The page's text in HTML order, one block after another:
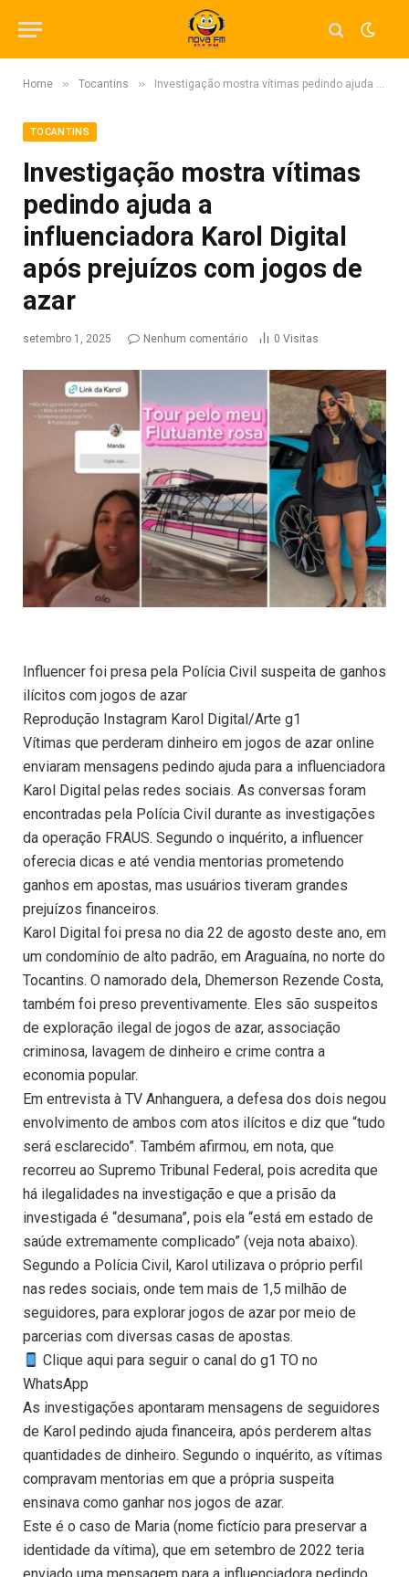
Home » Tocantins » Investigação mostra vítimas pedindo ajuda a influenciadora Karol Digital após prejuízos com jogos de azar
TOCANTINS
Investigação mostra vítimas
pedindo ajuda a
influenciadora Karol Digital
após prejuízos com jogos de
azar
setembro 1, 2025 Nenhum comentário 0 Visitas
Influencer foi presa pela Polícia Civil suspeita de ganhos
ilícitos com jogos de azar
Reprodução Instagram Karol Digital/Arte g1
Vítimas que perderam dinheiro em jogos de azar online
enviaram mensagens pedindo ajuda para a influenciadora
Karol Digital pelas redes sociais. As conversas foram
encontradas pela Polícia Civil durante as investigações
da operação FRAUS. Segundo o inquérito, a influencer
oferecia dicas e até vendia mentorias prometendo
ganhos em apostas, mas usuários tiveram grandes
prejuízos financeiros.
Karol Digital foi presa no dia 22 de agosto deste ano, em
um condomínio de alto padrão, em Araguaína, no norte do
Tocantins. O namorado dela, Dhemerson Rezende Costa,
também foi preso preventivamente. Eles são suspeitos
de exploração ilegal de jogos de azar, associação
criminosa, lavagem de dinheiro e crime contra a
economia popular.
Em entrevista à TV Anhanguera, a defesa dos dois negou
envolvimento de ambos com atos ilícitos e diz que “tudo
será esclarecido”. Também afirmou, em nota, que
recorreu ao Supremo Tribunal Federal, pois acredita que
há ilegalidades na investigação e que a prisão da
investigada é “desumana”, pois ela “está em estado de
saúde extremamente complicado” (veja nota abaixo).
Segundo a Polícia Civil, Karol utilizava o próprio perfil
nas redes sociais, onde tem mais de 1,5 milhão de
seguidores, para explorar jogos de azar por meio de
parcerias com diversas casas de apostas.
Clique aqui para seguir o canal do g1 TO no
WhatsApp
As investigações apontaram mensagens de seguidores
de Karol pedindo ajuda financeira, após perderem altas
quantidades de dinheiro. Segundo o inquérito, as vítimas
compravam mentorias em que a própria suspeita
ensinava como ganhar nos jogos de azar.
Este é o caso de Maria (nome fictício para preservar a
identidade da vítima), que em setembro de 2022 teria